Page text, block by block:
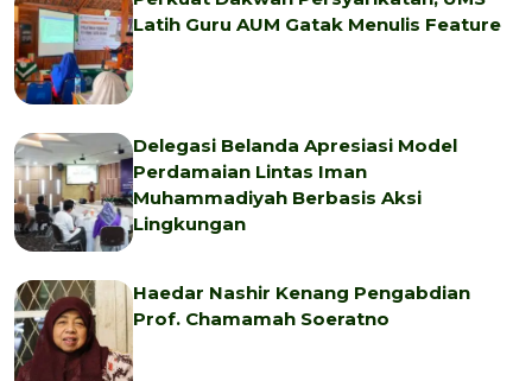
Latih Guru AUM Gatak Menulis Feature
Delegasi Belanda Apresiasi Model
Perdamaian Lintas Iman
Muhammadiyah Berbasis Aksi
Lingkungan
Haedar Nashir Kenang Pengabdian
Prof. Chamamah Soeratno